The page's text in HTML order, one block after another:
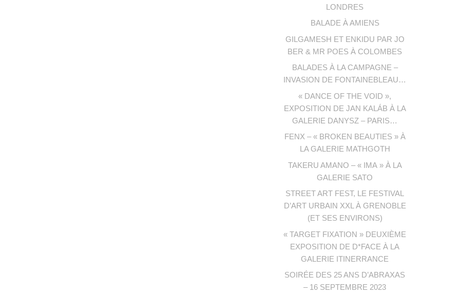
LONDRES
BALADE À AMIENS
GILGAMESH ET ENKIDU PAR JO
BER & MR POES À COLOMBES
BALADES À LA CAMPAGNE –
INVASION DE FONTAINEBLEAU…
« DANCE OF THE VOID »,
EXPOSITION DE JAN KALÁB À LA
GALERIE DANYSZ – PARIS…
FENX – « BROKEN BEAUTIES » À
LA GALERIE MATHGOTH
TAKERU AMANO – « IMA » À LA
GALERIE SATO
STREET ART FEST, LE FESTIVAL
D’ART URBAIN XXL À GRENOBLE
(ET SES ENVIRONS)
« TARGET FIXATION » DEUXIÈME
EXPOSITION DE D*FACE À LA
GALERIE ITINERRANCE
SOIRÉE DES 25 ANS D’ABRAXAS
– 16 SEPTEMBRE 2023